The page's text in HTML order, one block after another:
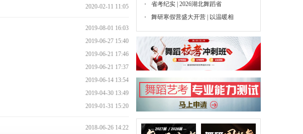
2020-02-11 11:05
2019-08-01 16:03
2019-06-27 15:40
2019-06-21 17:46
2019-06-21 17:37
2019-06-14 13:54
2019-04-30 13:49
2019-01-31 15:20
2018-06-26 14:22
省考纪实 | 2026湖北舞蹈省
舞研寒假营盛大开营 | 以温暖相